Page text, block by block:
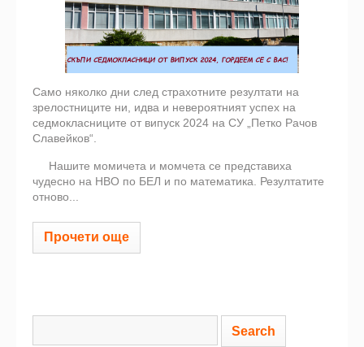
Само няколко дни след страхотните резултати на
зрелостниците ни, идва и невероятният успех на
седмокласниците от випуск 2024 на СУ „Петко Рачов
Славейков“.
Нашите момичета и момчета се представиха
чудесно на НВО по БЕЛ и по математика. Резултатите
отново...
Прочети още